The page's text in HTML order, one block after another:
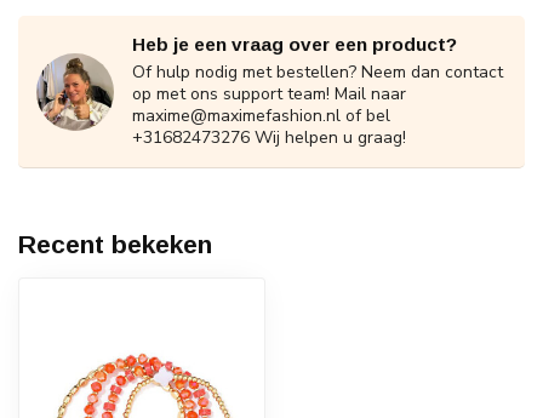
Heb je een vraag over een product?
Of hulp nodig met bestellen? Neem dan contact
op met ons support team! Mail naar
maxime@maximefashion.nl of bel
+31682473276 Wij helpen u graag!
Recent bekeken